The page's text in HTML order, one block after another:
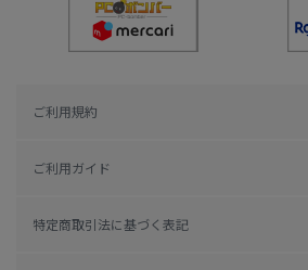
ご利用規約
ご利用ガイド
特定商取引法に基づく表記